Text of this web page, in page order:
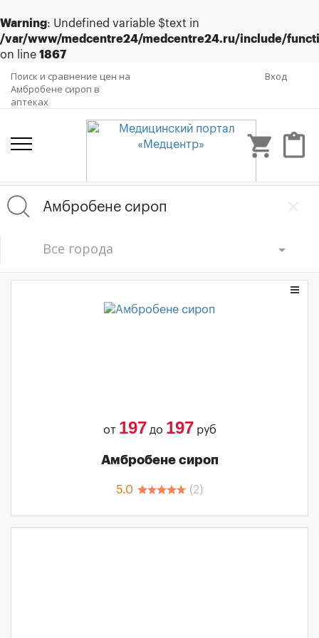
Warning: Undefined variable $text in
/var/www/medcentre24/medcentre24.ru/include/
on line 1867
Поиск и сравнение цен на
Амбробене сироп в
аптеках
Вход
shopping_cart content_paste
Все города
от 197 до 197 руб
Амбробене сироп
5.0 (2)